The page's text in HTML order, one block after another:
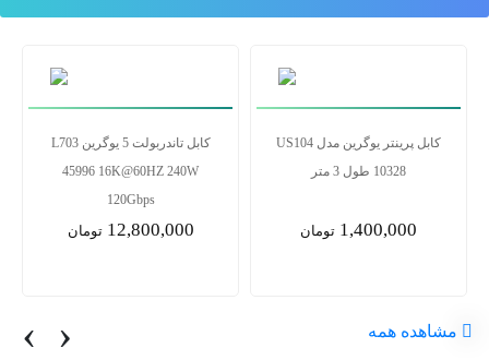
کابل تاندربولت 5 یوگرین L703
45996 16K@60HZ 240W
120Gbps
12,800,000 تومان
کابل پرینتر یوگرین مدل US104
10328 طول 3 متر
1,400,000 تومان
‹ › مشاهده همه